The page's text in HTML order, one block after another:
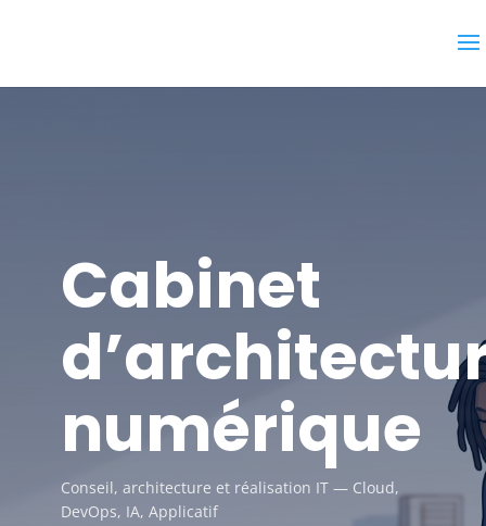
Cabinet
numérique
Conseil, architecture et réalisation IT — Cloud,
DevOps, IA, Applicatif